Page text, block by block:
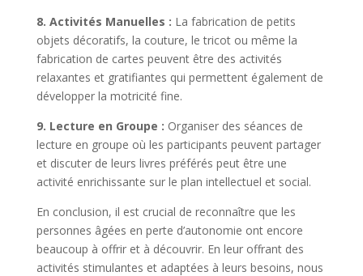
8. Activités Manuelles : La fabrication de petits
objets décoratifs, la couture, le tricot ou même la
fabrication de cartes peuvent être des activités
relaxantes et gratifiantes qui permettent également de
développer la motricité fine.
9. Lecture en Groupe : Organiser des séances de
lecture en groupe où les participants peuvent partager
et discuter de leurs livres préférés peut être une
activité enrichissante sur le plan intellectuel et social.
En conclusion, il est crucial de reconnaître que les
personnes âgées en perte d’autonomie ont encore
beaucoup à offrir et à découvrir. En leur offrant des
activités stimulantes et adaptées à leurs besoins, nous